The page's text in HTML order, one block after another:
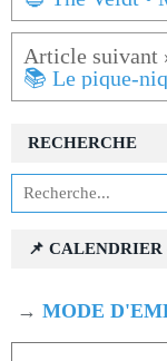
📚 Le pique-
RECHERCHE
📌
→ MODE